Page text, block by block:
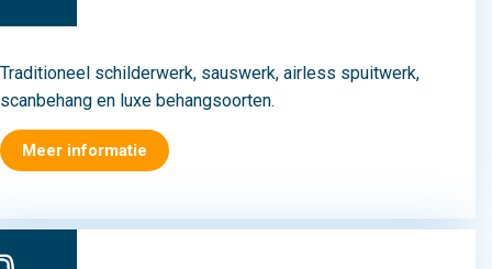
Traditioneel schilderwerk, sauswerk, airless spuitwerk,
scanbehang en luxe behangsoorten.
Meer informatie